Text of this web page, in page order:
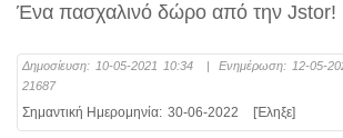
Ένα πασχαλινό δώρο από την Jstor!
Δημοσίευση: 10-05-2021 10:34 | Ενημέρωση: 12-05-
21687
Σημαντική Ημερομηνία: 30-06-2022 [Έληξε]